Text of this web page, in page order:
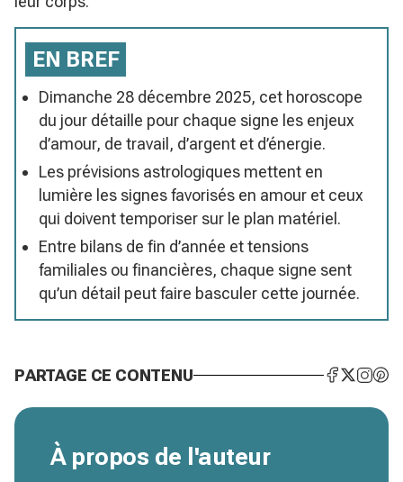
EN BREF
Dimanche 28 décembre 2025, cet horoscope
du jour détaille pour chaque signe les enjeux
d’amour, de travail, d’argent et d’énergie.
Les prévisions astrologiques mettent en
lumière les signes favorisés en amour et ceux
qui doivent temporiser sur le plan matériel.
Entre bilans de fin d’année et tensions
familiales ou financières, chaque signe sent
qu’un détail peut faire basculer cette journée.
PARTAGE CE CONTENU
À propos de l'auteur